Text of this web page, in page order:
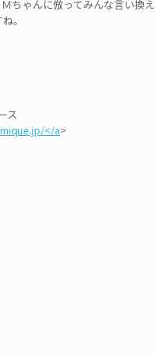
ちゃんに倣ってみんな言い換え
。
ス
</a>